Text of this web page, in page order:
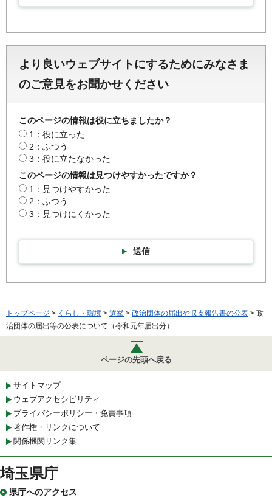
より良いウェブサイトにするためにみなさま
のご意見をお聞かせください
このページの情報は役に立ちましたか？
1：役に立った
2：ふつう
3：役に立たなかった
このページの情報は見つけやすかったですか？
1：見つけやすかった
2：ふつう
3：見つけにくかった
送信
トップページ > くらし・環境 > 選挙 > 政治団体の届出や収支報告書の公表 > 政
治団体の届出等の公表について（令和元年届出分）
ページの先頭へ戻る
サイトマップ
ウェブアクセシビリティ
プライバシーポリシー・免責事項
著作権・リンクについて
関係機関リンク集
埼玉県庁
県庁へのアクセス